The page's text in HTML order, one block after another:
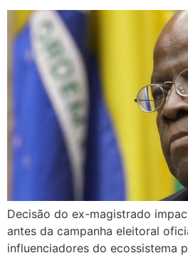
Decisão do ex-magistrado
antes da campanha eleitoral
influenciadores do ecossistema